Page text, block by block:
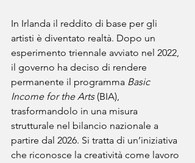
In Irlanda il reddito di base per gli
artisti è diventato realtà. Dopo un
esperimento triennale avviato nel 2022,
il governo ha deciso di rendere
permanente il programma Basic
Income for the Arts (BIA),
trasformandolo in una misura
strutturale nel bilancio nazionale a
partire dal 2026. Si tratta di un’iniziativa
che riconosce la creatività come lavoro